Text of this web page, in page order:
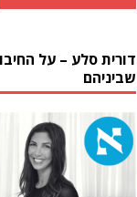
דורית סלע – על
שביניהם